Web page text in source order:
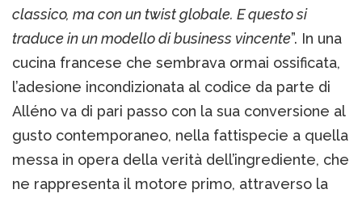
classico, ma con un twist globale. E questo si
traduce in un modello di business vincente”. In una
cucina francese che sembrava ormai ossificata,
l’adesione incondizionata al codice da parte di
Alléno va di pari passo con la sua conversione al
gusto contemporaneo, nella fattispecie a quella
messa in opera della verità dell’ingrediente, che
ne rappresenta il motore primo, attraverso la